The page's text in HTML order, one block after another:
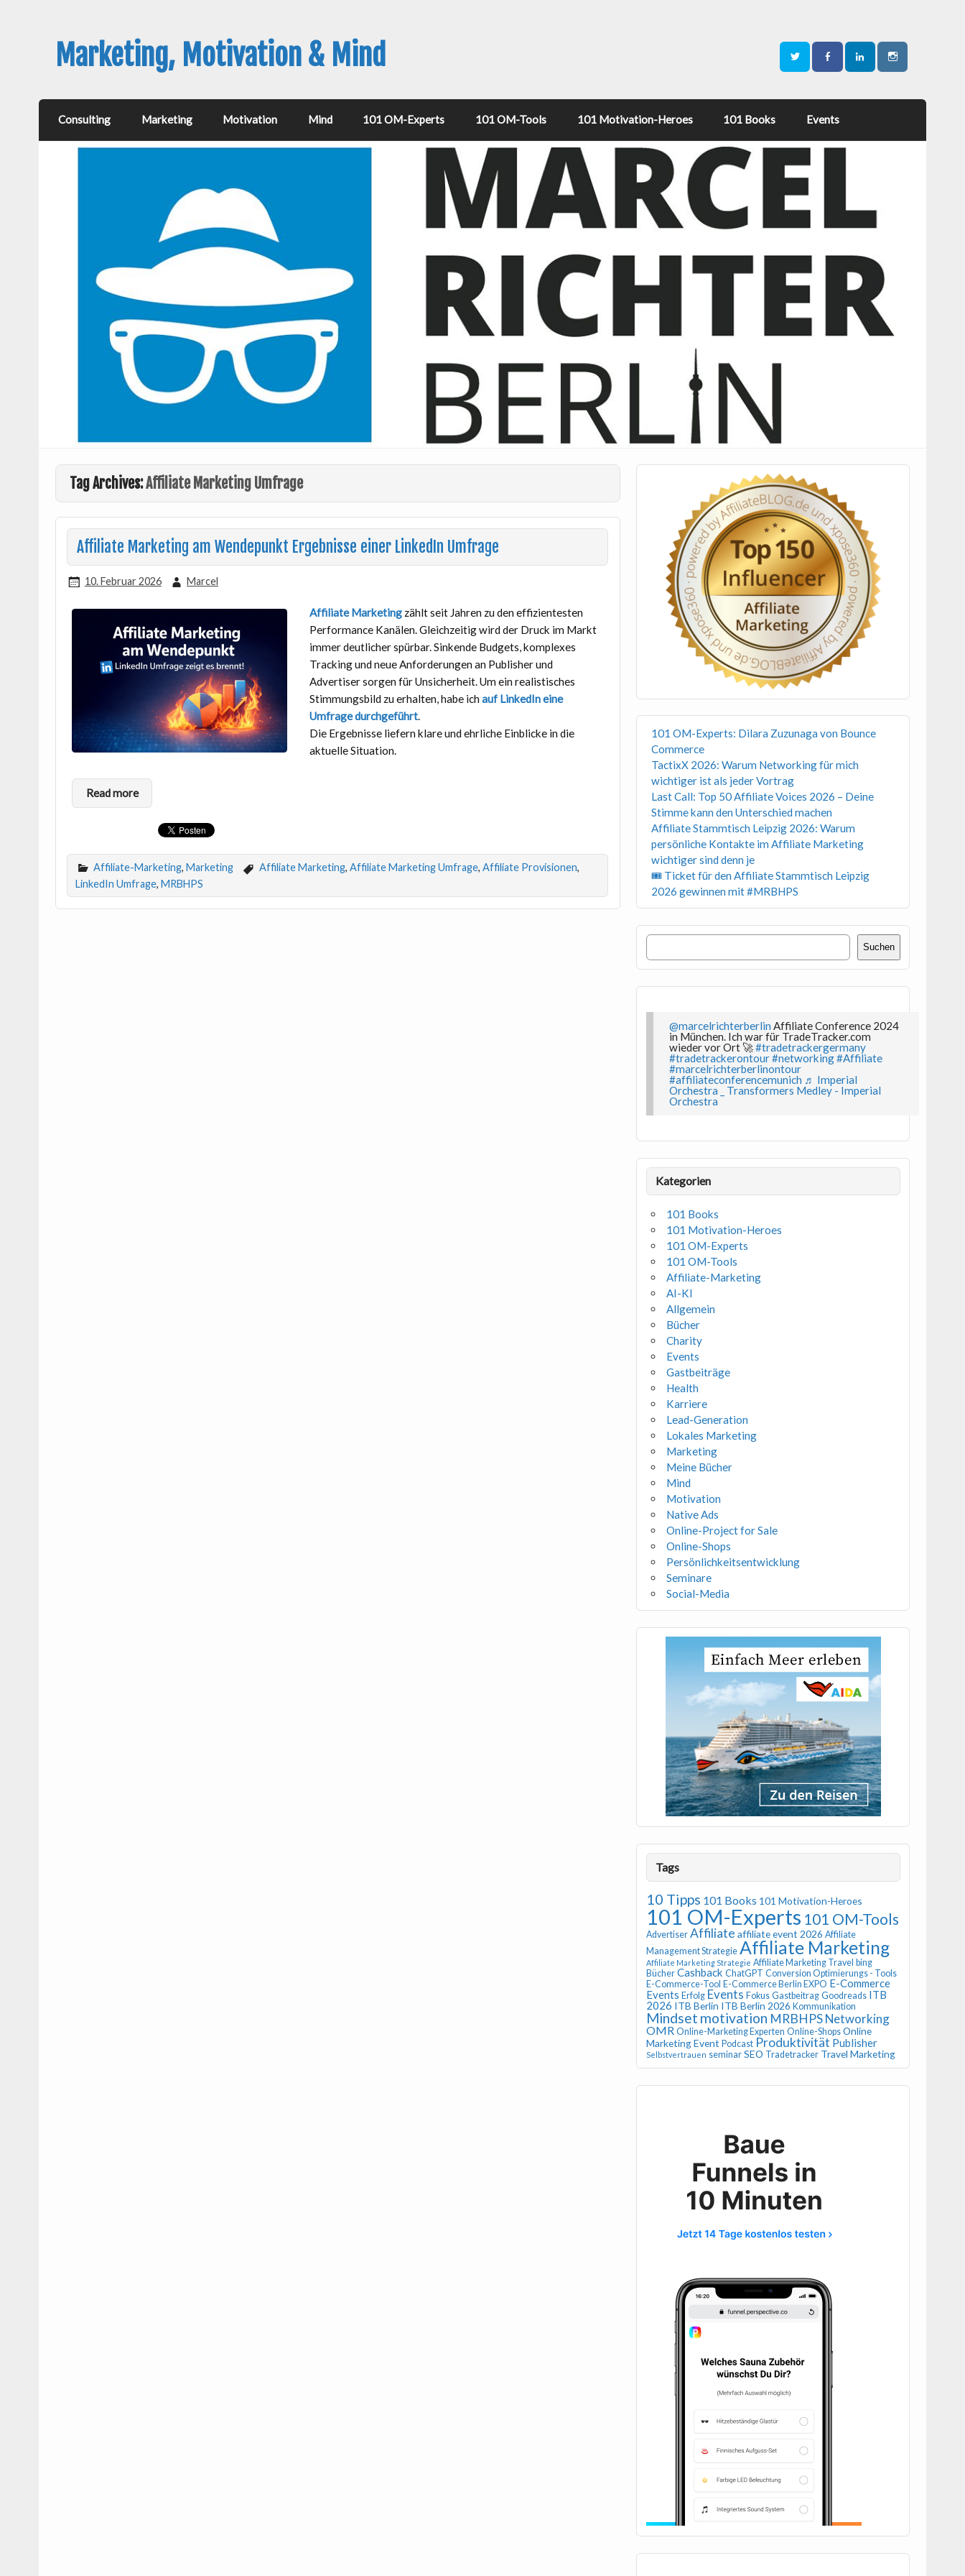
Marketing, Motivation & Mind
Consulting Marketing Motivation Mind 101 OM-Experts 101 OM-Tools 101 Motivation-Heroes 101 Books Events
Tag Archives:Affiliate Marketing Umfrage
Affiliate Marketing am Wendepunkt Ergebnisse einer LinkedIn Umfrage
10. Februar 2026 Marcel
Affiliate Marketingzählt seit Jahren zu den effizientesten
Performance Kanälen. Gleichzeitig wird der Druck im Markt
immer deutlicher spürbar. Sinkende Budgets, komplexes
Tracking und neue Anforderungen an Publisher und
Advertiser sorgen für Unsicherheit. Um ein realistisches
Stimmungsbild zu erhalten, habe ich auf LinkedIn eine
Umfrage durchgeführt.
Die Ergebnisse liefern klare und ehrliche Einblicke in die
aktuelle Situation.
Read more
Affiliate-Marketing,Marketing Affiliate Marketing, Affiliate Marketing Umfrage, Affiliate Provisionen,
LinkedIn Umfrage,MRBHPS
101 OM-Experts: Dilara Zuzunaga von Bounce
Commerce
TactixX 2026: Warum Networking für mich
wichtiger ist als jeder Vortrag
Last Call: Top 50 Affiliate Voices 2026 – Deine
Stimme kann den Unterschied machen
Affiliate Stammtisch Leipzig 2026: Warum
persönliche Kontakte im Affiliate Marketing
wichtiger sind denn je
🎟 Ticket für den Affiliate Stammtisch Leipzig
2026 gewinnen mit #MRBHPS
Suchen
Suchen
@marcelrichterberlin Affiliate Conference 2024
in München. Ich war für TradeTracker.com
wieder vor Ort 🚀#tradetrackergermany
#tradetrackerontour#networking#Affiliate
#marcelrichterberlinontour
#affiliateconferencemunich ♬ Imperial
Orchestra _ Transformers Medley - Imperial
Orchestra
Kategorien
101 Books
101 Motivation-Heroes
101 OM-Experts
101 OM-Tools
Affiliate-Marketing
AI-KI
Allgemein
Bücher
Charity
Events
Gastbeiträge
Health
Karriere
Lead-Generation
Lokales Marketing
Marketing
Meine Bücher
Mind
Motivation
Native Ads
Online-Project for Sale
Online-Shops
Persönlichkeitsentwicklung
Seminare
Social-Media
Tags
10 Tipps 101 Books 101 Motivation-Heroes
101 OM-Experts 101 OM-Tools
Advertiser Affiliate affiliate event 2026 Affiliate
Management Strategie Affiliate Marketing
Affiliate Marketing Strategie Affiliate Marketing Travel bing
Bücher Cashback ChatGPT Conversion Optimierungs - Tools
E-Commerce-Tool E-Commerce Berlin EXPO E-Commerce
Events Erfolg Events Fokus Gastbeitrag Goodreads ITB
2026 ITB Berlin ITB Berlin 2026 Kommunikation
Mindset motivation MRBHPS Networking
OMR Online-Marketing Experten Online-Shops Online
Marketing Event Podcast Produktivität Publisher
Selbstvertrauen seminar SEO Tradetracker Travel Marketing